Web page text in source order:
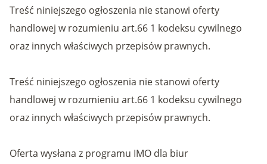
Treść niniejszego ogłoszenia nie stanowi oferty
handlowej w rozumieniu art.66 1 kodeksu cywilnego
oraz innych właściwych przepisów prawnych.
Treść niniejszego ogłoszenia nie stanowi oferty
handlowej w rozumieniu art.66 1 kodeksu cywilnego
oraz innych właściwych przepisów prawnych.
Oferta wysłana z programu IMO dla biur